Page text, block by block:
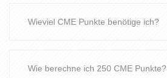
Wieviel CME Punkte benötige ich?
Wie berechne ich 250 CME Punkte?